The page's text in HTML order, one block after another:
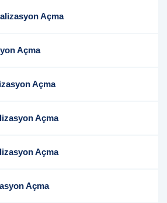
Açma
Açma
Açma
Açma
Açma
Açma